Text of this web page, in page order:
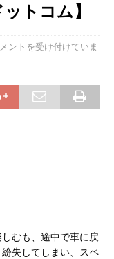
トコム】
ントを受け付けていま
むも、途中で車に戻
失してしまい、スペ